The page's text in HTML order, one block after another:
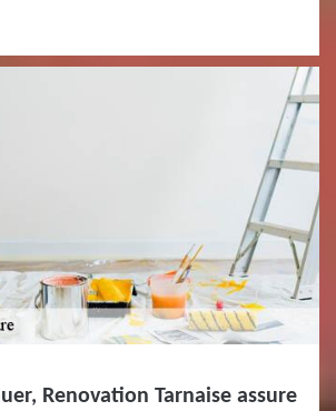
Renovation Tarnaise assure